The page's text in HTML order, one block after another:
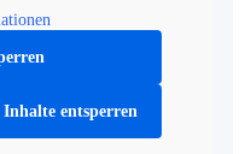
entsperren